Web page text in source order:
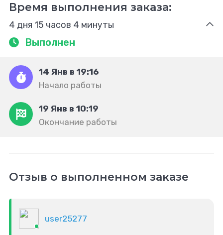
Время выполнения заказа:
4 дня 15 часов 4 минуты
Выполнен
14 Янв в 19:16
Начало работы
19 Янв в 10:19
Окончание работы
Отзыв о выполненном заказе
user25277